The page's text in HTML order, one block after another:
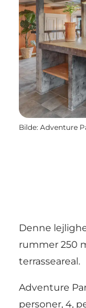
Bilde: Adventure
Denne
rummer 250
terrasseareal.
Adventure
personer, 4,